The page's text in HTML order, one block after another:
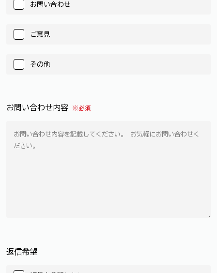
お問い合わせ
ご意見
その他
お問い合わせ内容 ※必須
返信希望